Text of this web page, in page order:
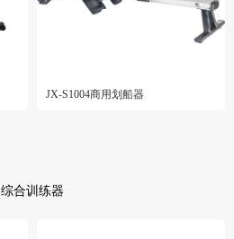
JX-S1004商用划船器
综合训练器